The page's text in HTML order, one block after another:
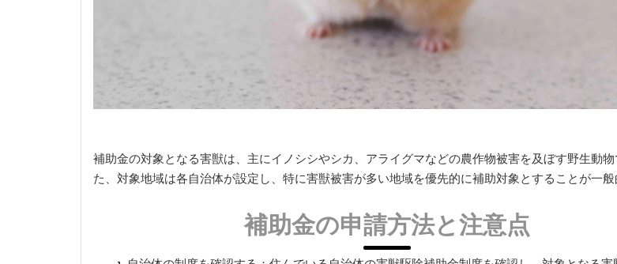
補助金の対象となる害獣は、主にイノシシやシカ、アライグマなどの農作物被害を及ぼす野生動物
た、対象地域は各自治体が設定し、特に害獣被害が多い地域を優先的に補助対象とすることが一般
補助金の申請方法と注意点